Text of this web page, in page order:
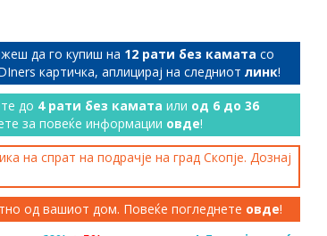
да го купиш на 12 рати без камата со
картичка, аплицирај на следниот линк!
до 4 рати без камата или од 6 до 36
за повеќе информации овде!
на спрат на подрачје на град Скопје. Дознај
од вашиот дом. Повеќе погледнете овде!